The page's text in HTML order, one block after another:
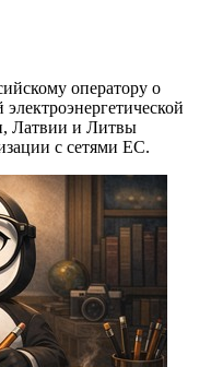
оператору о
Латвии и Литвы
с сетями ЕС.